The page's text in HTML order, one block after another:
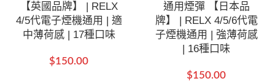
【英國品牌】 | RELX
4/5代電子煙機通用 | 適
中薄荷感 | 17種口味
$150.00
通用煙彈 【日本品
牌】 | RELX 4/5/6代電
子煙機通用 | 強薄荷感
| 16種口味
$150.00